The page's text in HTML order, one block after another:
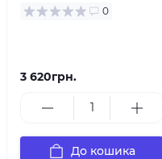
0
3 620грн.
До кошика